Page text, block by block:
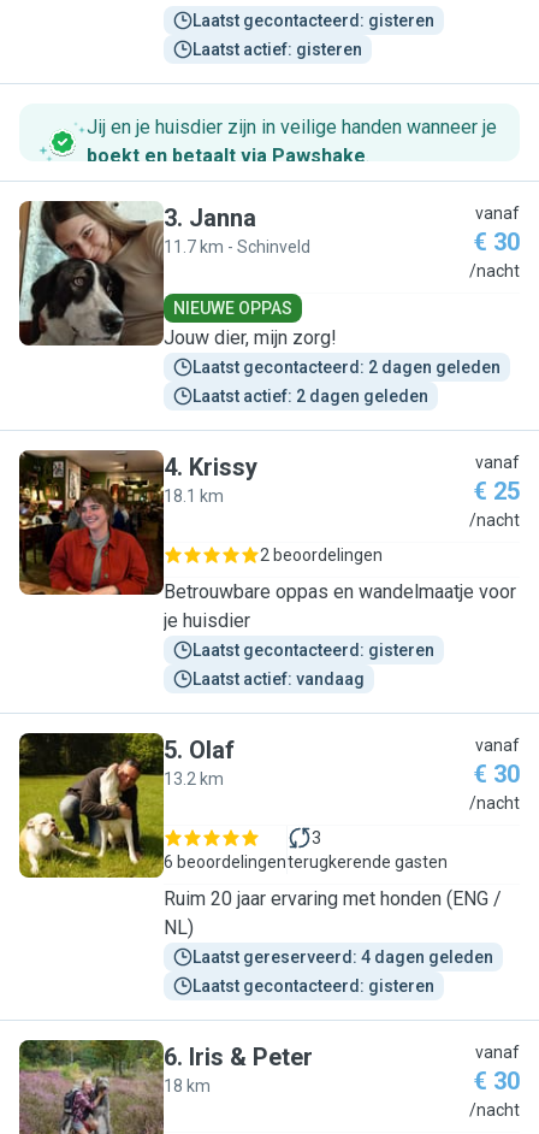
Laatst gecontacteerd: gisteren
Laatst actief: gisteren
Jij en je huisdier zijn in veilige handen wanneer je
boekt en betaalt via Pawshake.
J
3. Janna
11.7 km - Schinveld
vanaf
€ 30
/nacht
NIEUWE OPPAS
Jouw dier, mijn zorg!
Laatst gecontacteerd: 2 dagen geleden
Laatst actief: 2 dagen geleden
K
4. Krissy
18.1 km
vanaf
€ 25
/nacht
2 beoordelingen
Betrouwbare oppas en wandelmaatje voor
je huisdier
Laatst gecontacteerd: gisteren
Laatst actief: vandaag
O
5. Olaf
13.2 km
vanaf
€ 30
/nacht
6 beoordelingen
3
terugkerende gasten
Ruim 20 jaar ervaring met honden (ENG /
NL)
Laatst gereserveerd: 4 dagen geleden
Laatst gecontacteerd: gisteren
I
6. Iris & Peter
18 km
vanaf
€ 30
/nacht